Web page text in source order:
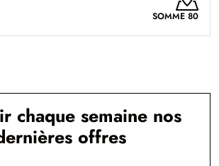
SOMME 80
chaque semaine nos
offres